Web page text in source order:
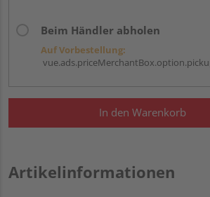
Beim Händler abholen
Auf Vorbestellung:
In den Warenkorb
Artikelinformationen